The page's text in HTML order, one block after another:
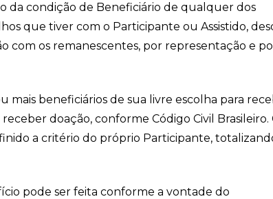
da condição de Beneficiário de qualquer dos
que tiver com o Participante ou Assistido,
com os remanescentes, por representação e
mais beneficiários de sua livre escolha para
doação, conforme Código Civil Brasileiro.
a critério do próprio Participante,
pode ser feita conforme a vontade do